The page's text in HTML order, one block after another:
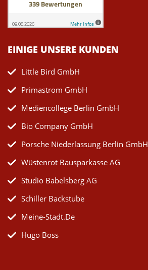
EINIGE UNSERE KUNDEN
Little Bird GmbH
Primastrom GmbH
Mediencollege Berlin GmbH
Bio Company GmbH
Porsche Niederlassung Berlin GmbH
Wüstenrot Bausparkasse AG
Studio Babelsberg AG
Schiller Backstube
Meine-Stadt.de
Hugo Boss